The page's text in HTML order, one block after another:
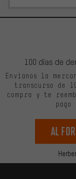
100 días de
Envíanos la
transcurso de
compra y te
pago
Al